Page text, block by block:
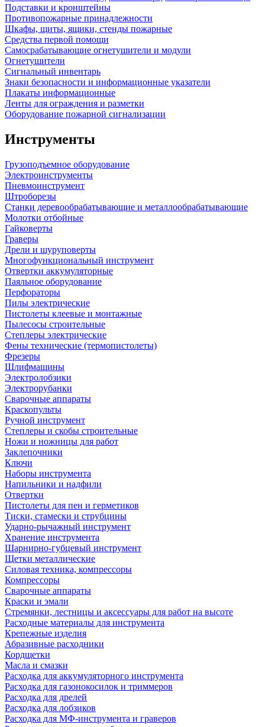
Подставки и кронштейны
Противопожарные принадлежности
Шкафы, щиты, ящики, стенды пожарные
Средства первой помощи
Самосрабатывающие огнетушители и модули
Огнетушители
Сигнальный инвентарь
Знаки безопасности и информационные указатели
Плакаты информационные
Ленты для ограждения и разметки
Оборудование пожарной сигнализации
Инструменты
Грузоподъемное оборудование
Электроинструменты
Пневмоинструмент
Штроборезы
Станки деревообрабатывающие и металлообрабатывающие
Молотки отбойные
Гайковерты
Граверы
Дрели и шуруповерты
Многофункциональный инструмент
Отвертки аккумуляторные
Паяльное оборудование
Перфораторы
Пилы электрические
Пистолеты клеевые и монтажные
Пылесосы строительные
Степлеры электрические
Фены технические (термопистолеты)
Фрезеры
Шлифмашины
Электролобзики
Электрорубанки
Сварочные аппараты
Краскопульты
Ручной инструмент
Степлеры и скобы строительные
Ножи и ножницы для работ
Заклепочники
Ключи
Наборы инструмента
Напильники и надфили
Отвертки
Пистолеты для пен и герметиков
Тиски, стамески и струбцины
Ударно-рычажный инструмент
Хранение инструмента
Шарнирно-губцевый инструмент
Щетки металлические
Силовая техника, компрессоры
Компрессоры
Сварочные аппараты
Краски и эмали
Стремянки, лестницы и аксессуары для работ на высоте
Расходные материалы для инструмента
Крепежные изделия
Абразивные расходники
Кордщетки
Масла и смазки
Расходка для аккумуляторного инструмента
Расходка для газонокосилок и триммеров
Расходка для дрелей
Расходка для лобзиков
Расходка для МФ-инструмента и граверов